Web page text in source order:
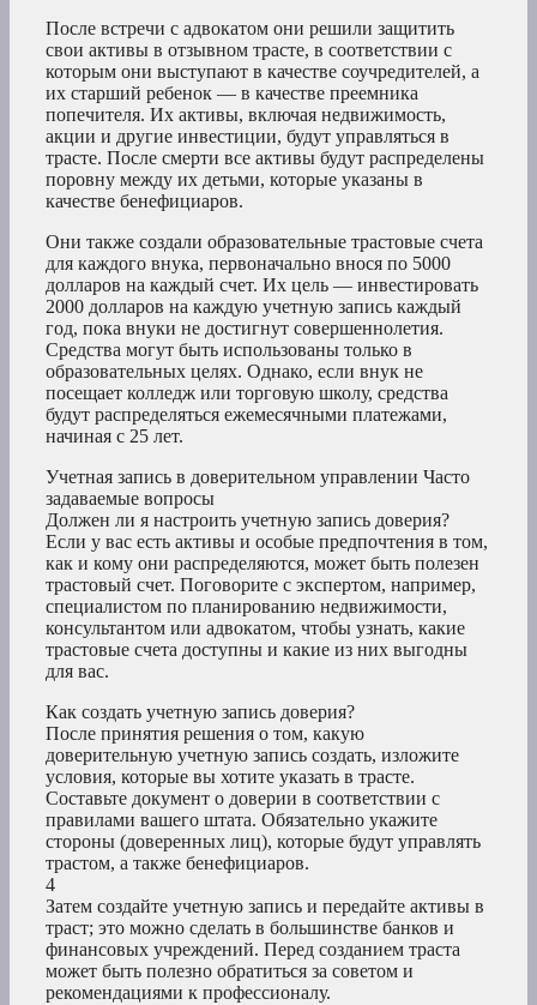
После встречи с адвокатом они решили защитить
свои активы в отзывном трасте, в соответствии с
которым они выступают в качестве соучредителей, а
их старший ребенок — в качестве преемника
попечителя. Их активы, включая недвижимость,
акции и другие инвестиции, будут управляться в
трасте. После смерти все активы будут распределены
поровну между их детьми, которые указаны в
качестве бенефициаров.
Они также создали образовательные трастовые счета
для каждого внука, первоначально внося по 5000
долларов на каждый счет. Их цель — инвестировать
2000 долларов на каждую учетную запись каждый
год, пока внуки не достигнут совершеннолетия.
Средства могут быть использованы только в
образовательных целях. Однако, если внук не
посещает колледж или торговую школу, средства
будут распределяться ежемесячными платежами,
начиная с 25 лет.
Учетная запись в доверительном управлении Часто
задаваемые вопросы
Должен ли я настроить учетную запись доверия?
Если у вас есть активы и особые предпочтения в том,
как и кому они распределяются, может быть полезен
трастовый счет. Поговорите с экспертом, например,
специалистом по планированию недвижимости,
консультантом или адвокатом, чтобы узнать, какие
трастовые счета доступны и какие из них выгодны
для вас.
Как создать учетную запись доверия?
После принятия решения о том, какую
доверительную учетную запись создать, изложите
условия, которые вы хотите указать в трасте.
Составьте документ о доверии в соответствии с
правилами вашего штата. Обязательно укажите
стороны (доверенных лиц), которые будут управлять
трастом, а также бенефициаров.
4
Затем создайте учетную запись и передайте активы в
траст; это можно сделать в большинстве банков и
финансовых учреждений. Перед созданием траста
может быть полезно обратиться за советом и
рекомендациями к профессионалу.